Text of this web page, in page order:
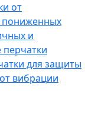
от
пониженных
и
для защиты
вибрации